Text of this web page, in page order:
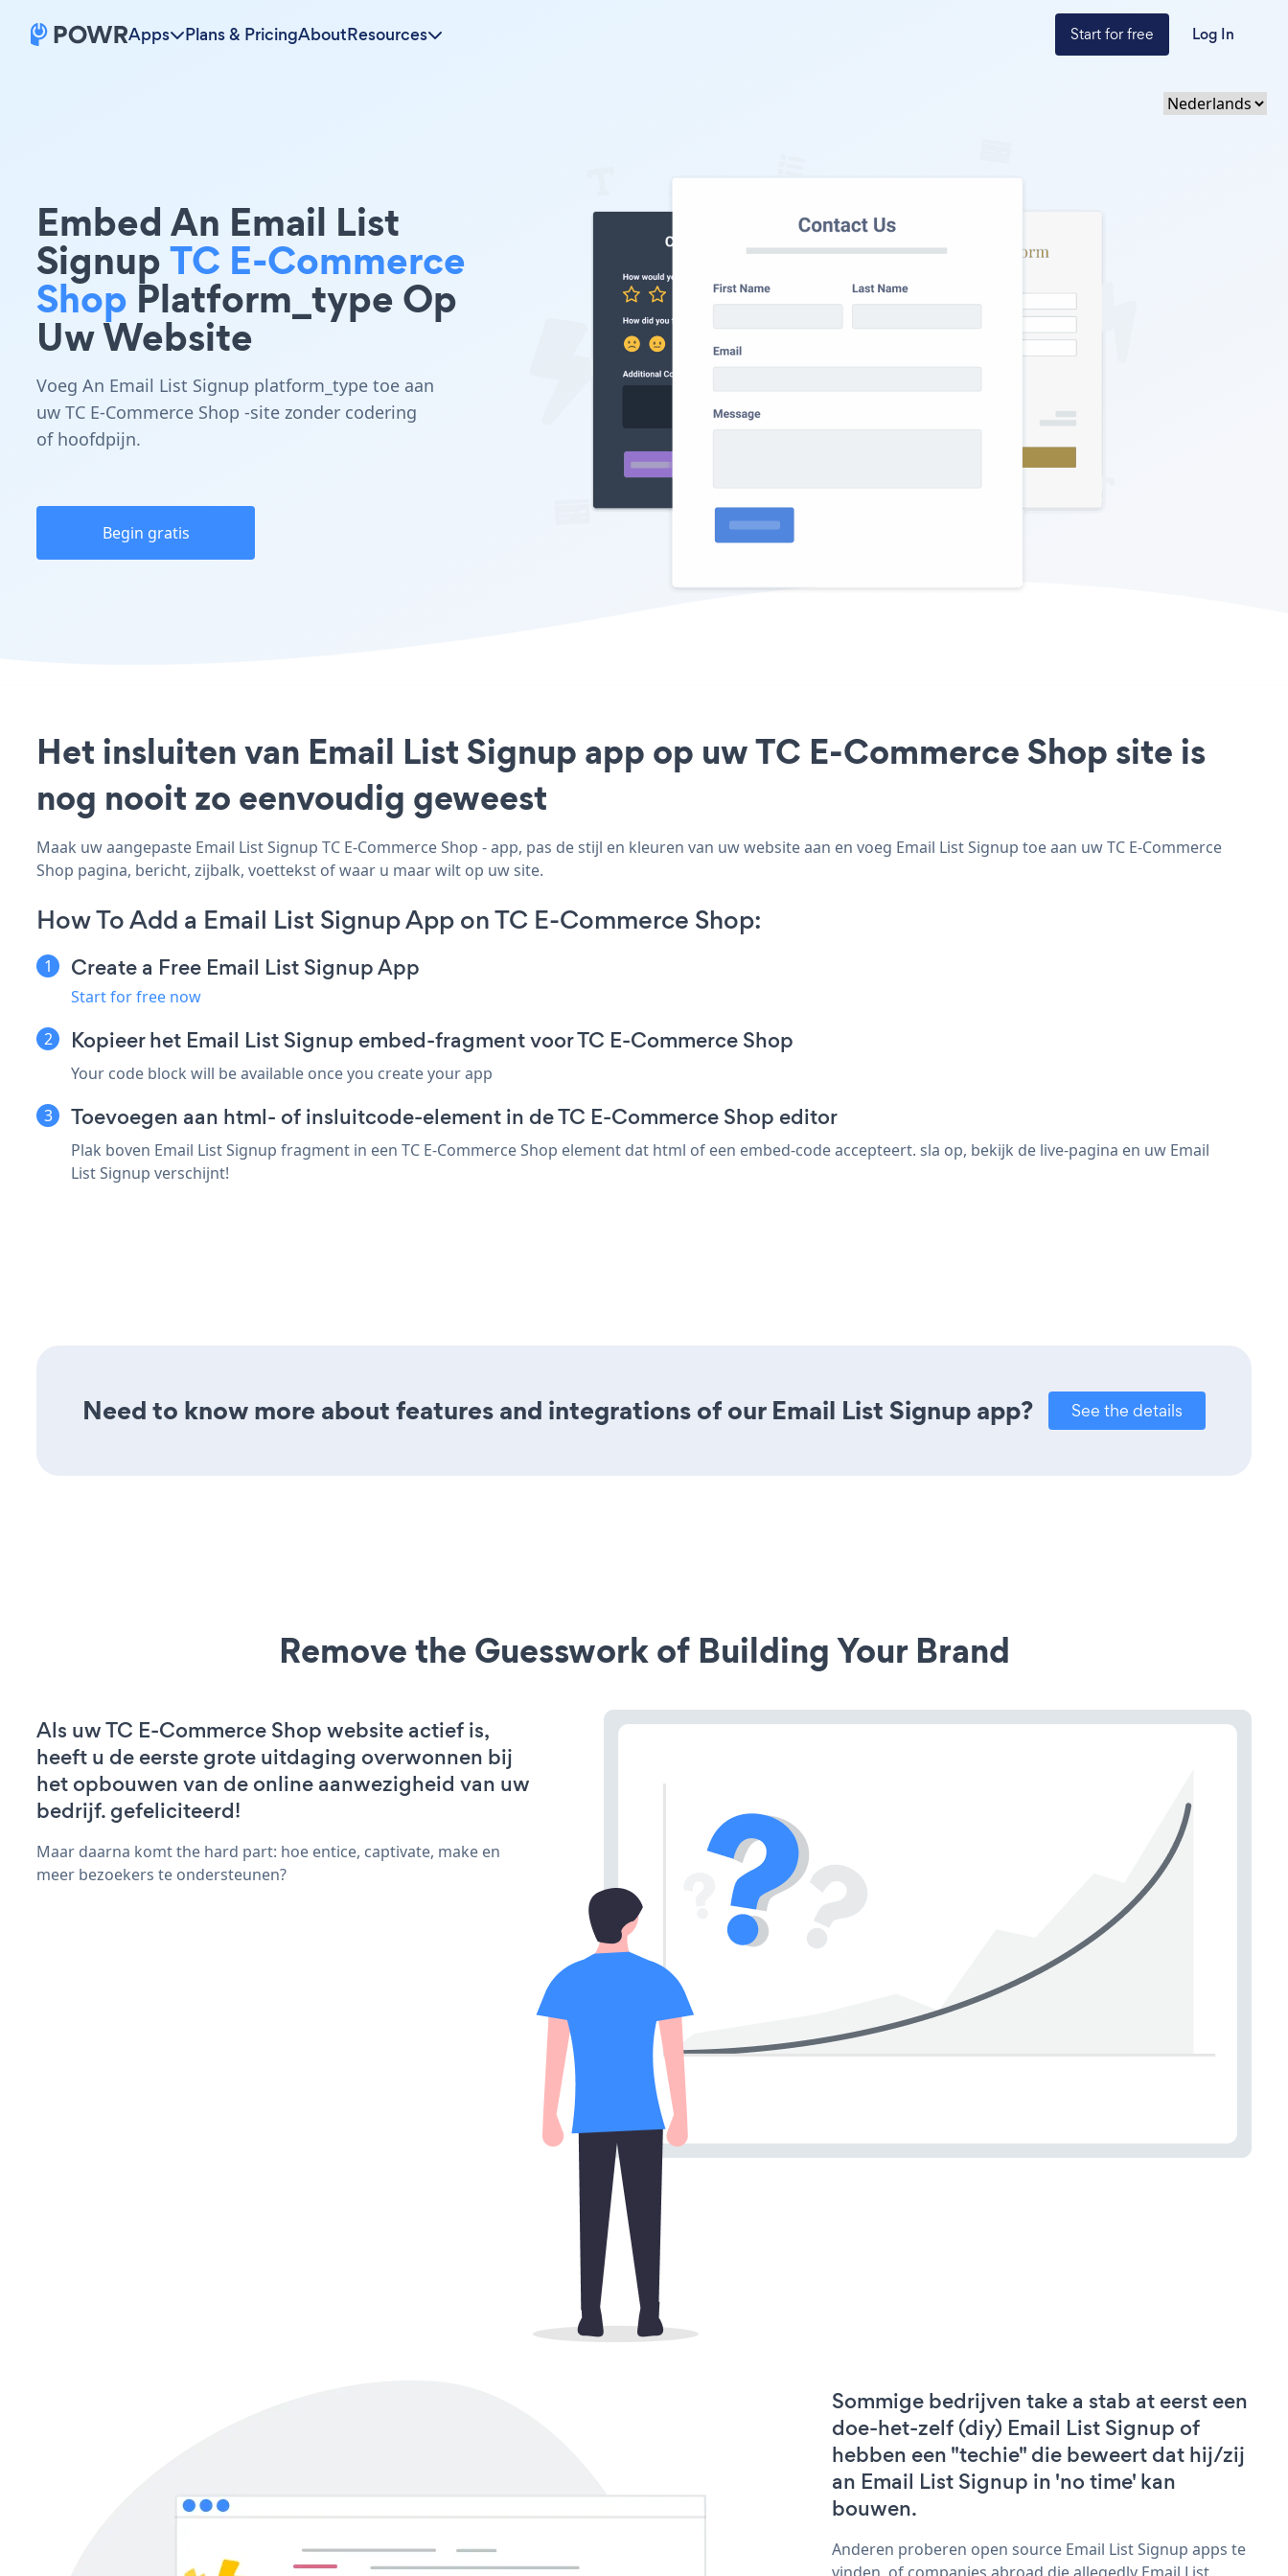
Apps Plans & PricingAboutResources Start for free Log In
Embed An Email List
SignupTC E-Commerce
Shop Platform_type Op
Uw Website
Voeg An Email List Signup platform_type toe aan
uw TC E-Commerce Shop -site zonder codering
of hoofdpijn.
Begin gratis
Het insluiten van Email List Signup app op uw TC E-Commerce Shop site is
nog nooit zo eenvoudig geweest
Maak uw aangepaste Email List Signup TC E-Commerce Shop - app, pas de stijl en kleuren van uw website aan en voeg Email List Signup toe aan uw TC E-Commerce
Shop pagina, bericht, zijbalk, voettekst of waar u maar wilt op uw site.
How To Add a Email List Signup App on TC E-Commerce Shop:
Create a Free Email List Signup App
Start for free now
Kopieer het Email List Signup embed-fragment voor TC E-Commerce Shop
Your code block will be available once you create your app
Toevoegen aan html- of insluitcode-element in de TC E-Commerce Shop editor
Plak boven Email List Signup fragment in een TC E-Commerce Shop element dat html of een embed-code accepteert. sla op, bekijk de live-pagina en uw Email
List Signup verschijnt!
Need to know more about features and integrations of our Email List Signup app? See the details
Remove the Guesswork of Building Your Brand
Als uw TC E-Commerce Shop website actief is,
heeft u de eerste grote uitdaging overwonnen bij
het opbouwen van de online aanwezigheid van uw
bedrijf. gefeliciteerd!
Maar daarna komt the hard part: hoe entice, captivate, make en
meer bezoekers te ondersteunen?
Sommige bedrijven take a stab at eerst een
doe-het-zelf (diy) Email List Signup of
hebben een "techie" die beweert dat hij/zij
an Email List Signup in 'no time' kan
bouwen.
Anderen proberen open source Email List Signup apps te